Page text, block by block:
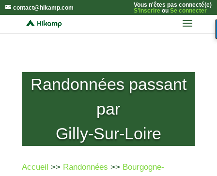
contact@hikamp.com
Vous n'êtes pas connecté(e)
S'inscrireou Se connecter
Randonnées passant
par
Gilly-Sur-Loire
Accueil >> Randonnées >> Bourgogne-